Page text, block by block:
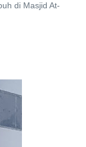
di Masjid At-